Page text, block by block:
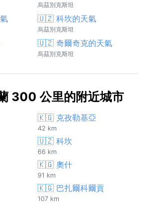
烏茲別克斯坦
🇺🇿 科坎的天氣
烏茲別克斯坦
🇺🇿 奇爾奇克的天氣
烏茲別克斯坦
300 公里的附近城市
🇰🇬 克孜勒基亞
42 km
🇺🇿 科坎
66 km
🇰🇬 奧什
91 km
🇰🇬 巴扎爾科爾貢
107 km